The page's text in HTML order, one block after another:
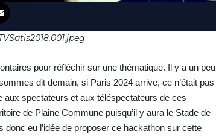
pour réfléchir sur une thématique. Il y a un peu
dit demain, si Paris 2024 arrive, ce n’était pas
spectateurs et aux téléspectateurs de ces
de Plaine Commune puisqu’il y aura le Stade de
eu l’idée de proposer ce hackathon sur cette